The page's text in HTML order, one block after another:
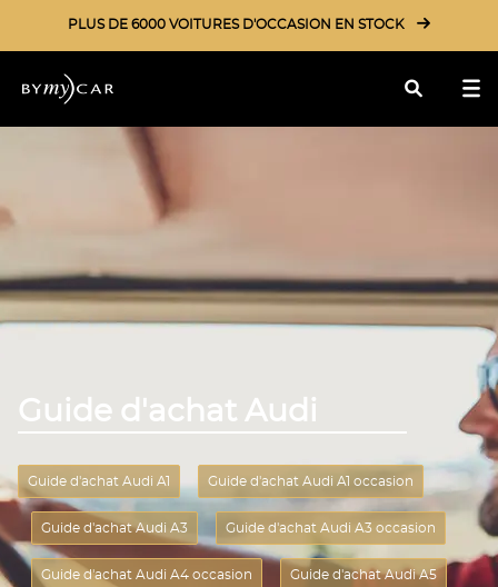
PLUS DE 6000 VOITURES D'OCCASION EN STOCK
Guide d'achat Audi
Guide d'achat Audi A1 Guide d'achat Audi A1 occasion
Guide d'achat Audi A3 Guide d'achat Audi A3 occasion
Guide d'achat Audi A4 occasion Guide d'achat Audi A5